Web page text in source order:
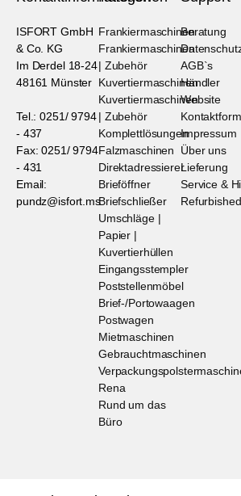
ISFORT GmbH
& Co. KG
Im Derdel 18-24
48161 Münster
Tel.: 0251/ 9794
- 437
Fax: 0251/ 9794
- 431
Email:
pundz@isfort.ms
Frankiermaschinen
Frankiermaschinen
| Zubehör
Kuvertiermaschinen
Kuvertiermaschinen
| Zubehör
Komplettlösungen
Falzmaschinen
Direktadressierer
Brieföffner
Briefschließer
Umschläge |
Papier |
Kuvertierhüllen
Eingangsstempler
Poststellenmöbel
Brief-/Portowaagen
Postwagen
Mietmaschinen
Gebrauchtmaschinen
Rena
Rund um das
Büro
Beratung
AGB`s
Händler
Website
Impressum
Über uns
Lieferung
Service &
Refurbished